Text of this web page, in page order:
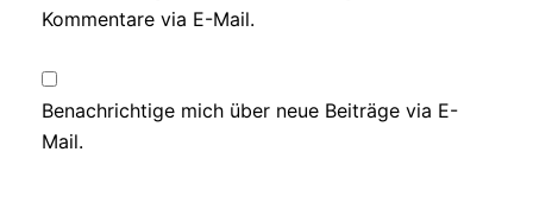
Kommentare via E-Mail.
Benachrichtige mich über neue Beiträge via E-
Mail.